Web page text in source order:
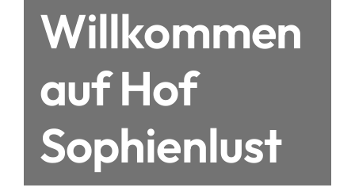
Willkommen
auf Hof
Sophienlust